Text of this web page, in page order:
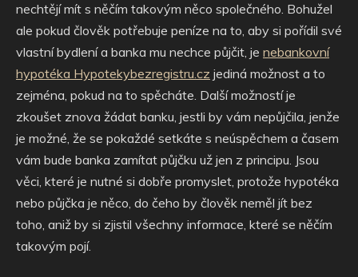
nechtějí mít s něčím takovým něco společného. Bohužel
ale pokud člověk potřebuje peníze na to, aby si pořídil své
vlastní bydlení a banka mu nechce půjčit, je nebankovní
hypotéka Hypotekybezregistru.cz jediná možnost a to
zejména, pokud na to spěcháte. Další možností je
zkoušet znova žádat banku, jestli by vám nepůjčila, jenže
je možné, že se pokaždé setkáte s neúspěchem a časem
vám bude banka zamítat půjčku už jen z principu. Jsou
věci, které je nutné si dobře promyslet, protože hypotéka
nebo půjčka je něco, do čeho by člověk neměl jít bez
toho, aniž by si zjistil všechny informace, které se něčím
takovým pojí.